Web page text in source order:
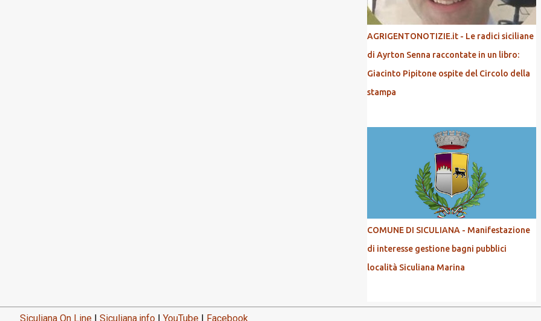
AGRIGENTONOTIZIE.it - Le radici siciliane
di Ayrton Senna raccontate in un libro:
Giacinto Pipitone ospite del Circolo della
stampa
COMUNE DI SICULIANA - Manifestazione
di interesse gestione bagni pubblici
località Siculiana Marina
Siculiana On Line | Siculiana.info | YouTube | Facebook